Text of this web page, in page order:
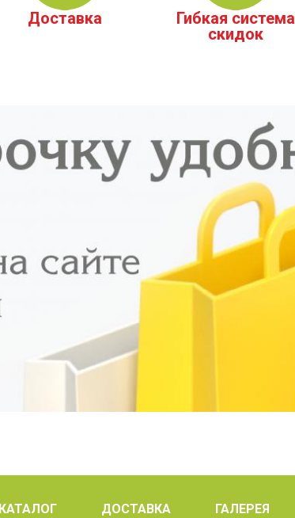
Доставка
Гибкая система
скидок
КАТАЛОГ ДОСТАВКА ГАЛЕРЕЯ